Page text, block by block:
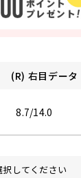
(R) 右目データ
8.7/14.0